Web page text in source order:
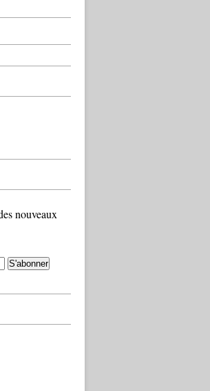
nouveaux